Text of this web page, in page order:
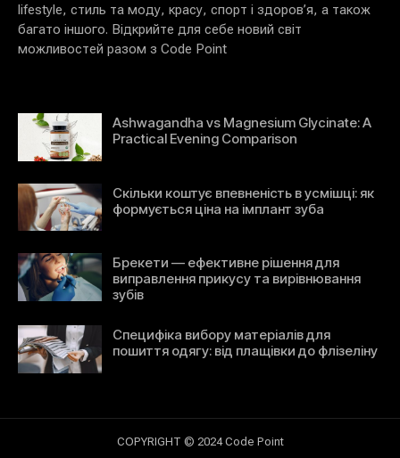
lifestyle, стиль та моду, красу, спорт і здоров’я, а також
багато іншого. Відкрийте для себе новий світ
можливостей разом з Code Point
Ashwagandha vs Magnesium Glycinate: A
Practical Evening Comparison
Скільки коштує впевненість в усмішці: як
формується ціна на імплант зуба
Брекети — ефективне рішення для
виправлення прикусу та вирівнювання
зубів
Специфіка вибору матеріалів для
пошиття одягу: від плащівки до флізеліну
COPYRIGHT © 2024 Code Point